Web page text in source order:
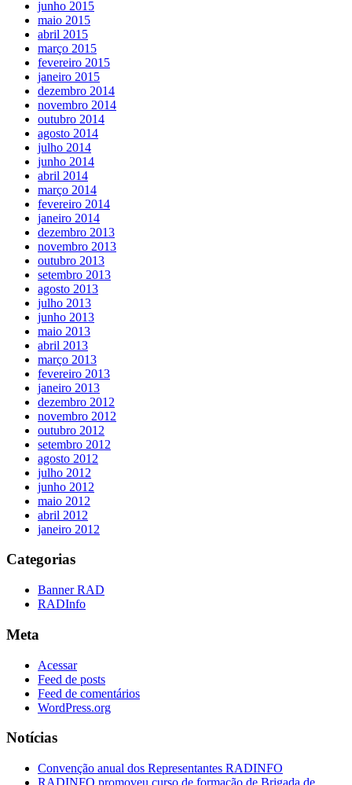
junho 2015
maio 2015
abril 2015
março 2015
fevereiro 2015
janeiro 2015
dezembro 2014
novembro 2014
outubro 2014
agosto 2014
julho 2014
junho 2014
abril 2014
março 2014
fevereiro 2014
janeiro 2014
dezembro 2013
novembro 2013
outubro 2013
setembro 2013
agosto 2013
julho 2013
junho 2013
maio 2013
abril 2013
março 2013
fevereiro 2013
janeiro 2013
dezembro 2012
novembro 2012
outubro 2012
setembro 2012
agosto 2012
julho 2012
junho 2012
maio 2012
abril 2012
janeiro 2012
Categorias
Banner RAD
RADInfo
Meta
Acessar
Feed de posts
Feed de comentários
WordPress.org
Notícias
Convenção anual dos Representantes RADINFO
RADINFO promoveu curso de formação de Brigada de